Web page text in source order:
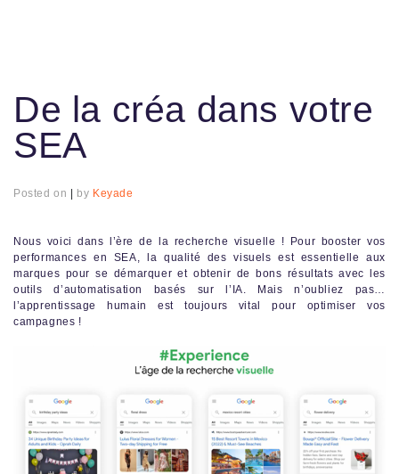
De la créa dans votre
SEA
Posted on by Keyade
Nous voici dans l’ère de la recherche visuelle ! Pour booster vos
performances en SEA, la qualité des visuels est essentielle aux
marques pour se démarquer et obtenir de bons résultats avec les
outils d’automatisation basés sur l’IA. Mais n’oubliez pas…
l’apprentissage humain est toujours vital pour optimiser vos
campagnes !